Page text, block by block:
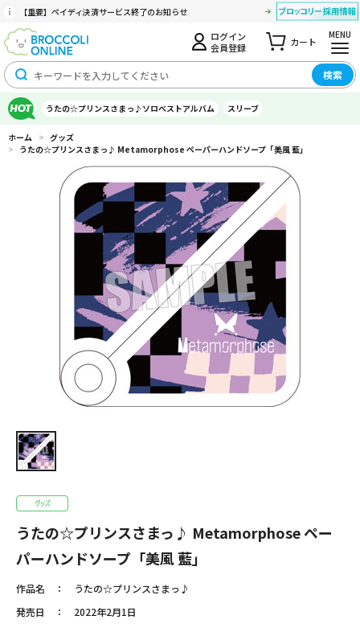
【重要】ペイディ決済サービス終了のお知らせ
ログイン
会員登録
カート
MENU
検索
うたの☆プリンスさまっ♪ソロベストアルバム スリーブ
ホーム > グッズ
> うたの☆プリンスさまっ♪ Metamorphose ペーパーハンドソープ「美風 藍」
うたの☆プリンスさまっ♪ Metamorphose ペー
パーハンドソープ「美風 藍」
作品名
うたの☆プリンスさまっ♪
発売日
2022年2月1日